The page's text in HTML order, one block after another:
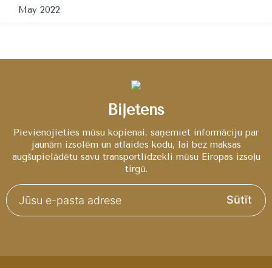
May 2022
Biļetens
Pievienojieties mūsu kopienai, saņemiet informāciju par
jaunām izsolēm un atlaides kodu, lai bez maksas
augšupielādētu savu transportlīdzekli mūsu Eiropas izsoļu
tirgū.
Sūtīt